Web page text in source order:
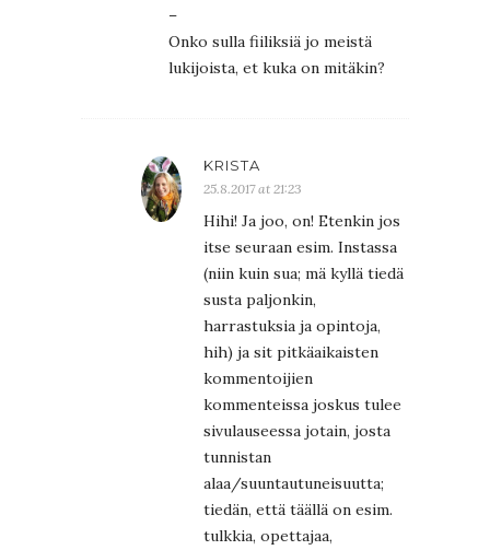
–
Onko sulla fiiliksiä jo meistä
lukijoista, et kuka on mitäkin?
KRISTA
25.8.2017 at 21:23
Hihi! Ja joo, on! Etenkin jos
itse seuraan esim. Instassa
(niin kuin sua; mä kyllä tiedä
susta paljonkin,
harrastuksia ja opintoja,
hih) ja sit pitkäaikaisten
kommentoijien
kommenteissa joskus tulee
sivulauseessa jotain, josta
tunnistan
alaa/suuntautuneisuutta;
tiedän, että täällä on esim.
tulkkia, opettajaa,